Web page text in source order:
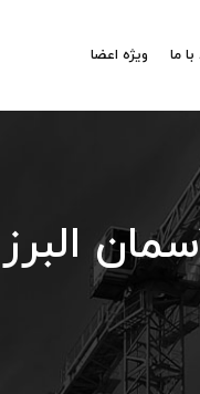
با ما ویژه اعضا